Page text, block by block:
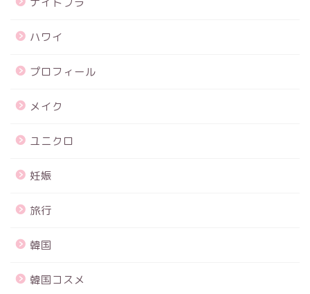
ハワイ
プロフィール
メイク
ユニクロ
妊娠
旅行
韓国
韓国コスメ